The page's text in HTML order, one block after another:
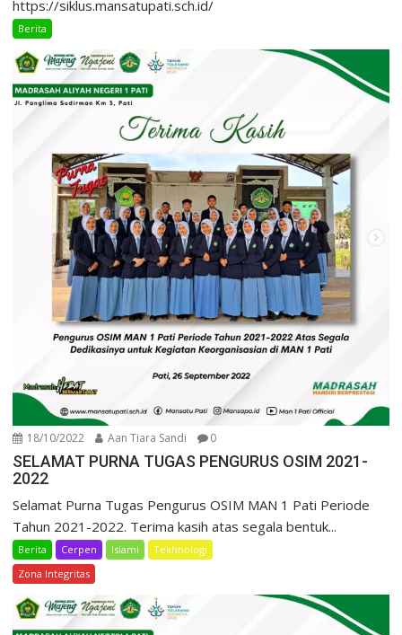
https://siklus.mansatupati.sch.id/
Berita
18/10/2022 Aan Tiara Sandi 0
SELAMAT PURNA TUGAS PENGURUS OSIM 2021-
2022
Selamat Purna Tugas Pengurus OSIM MAN 1 Pati Periode
Tahun 2021-2022. Terima kasih atas segala bentuk...
Berita Cerpen Islami Tekhnologi
Zona Integritas